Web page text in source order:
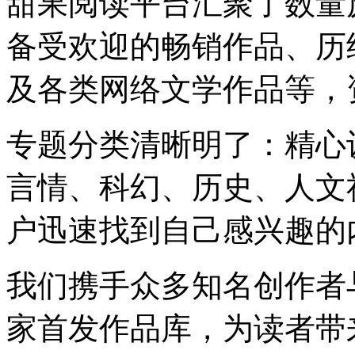
备受欢迎的畅销作品、
及各类网络文学作品等
专题分类清晰明了：精
言情、科幻、历史、人
户迅速找到自己感兴趣
我们携手众多知名创作
家首发作品库，为读者